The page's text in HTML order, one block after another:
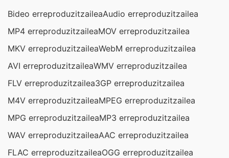
Bideo erreproduzitzaileaAudio erreproduzitzailea
MP4 erreproduzitzaileaMOV erreproduzitzailea
MKV erreproduzitzaileaWebM erreproduzitzailea
AVI erreproduzitzaileaWMV erreproduzitzailea
FLV erreproduzitzailea3GP erreproduzitzailea
M4V erreproduzitzaileaMPEG erreproduzitzailea
MPG erreproduzitzaileaMP3 erreproduzitzailea
WAV erreproduzitzaileaAAC erreproduzitzailea
FLAC erreproduzitzaileaOGG erreproduzitzailea